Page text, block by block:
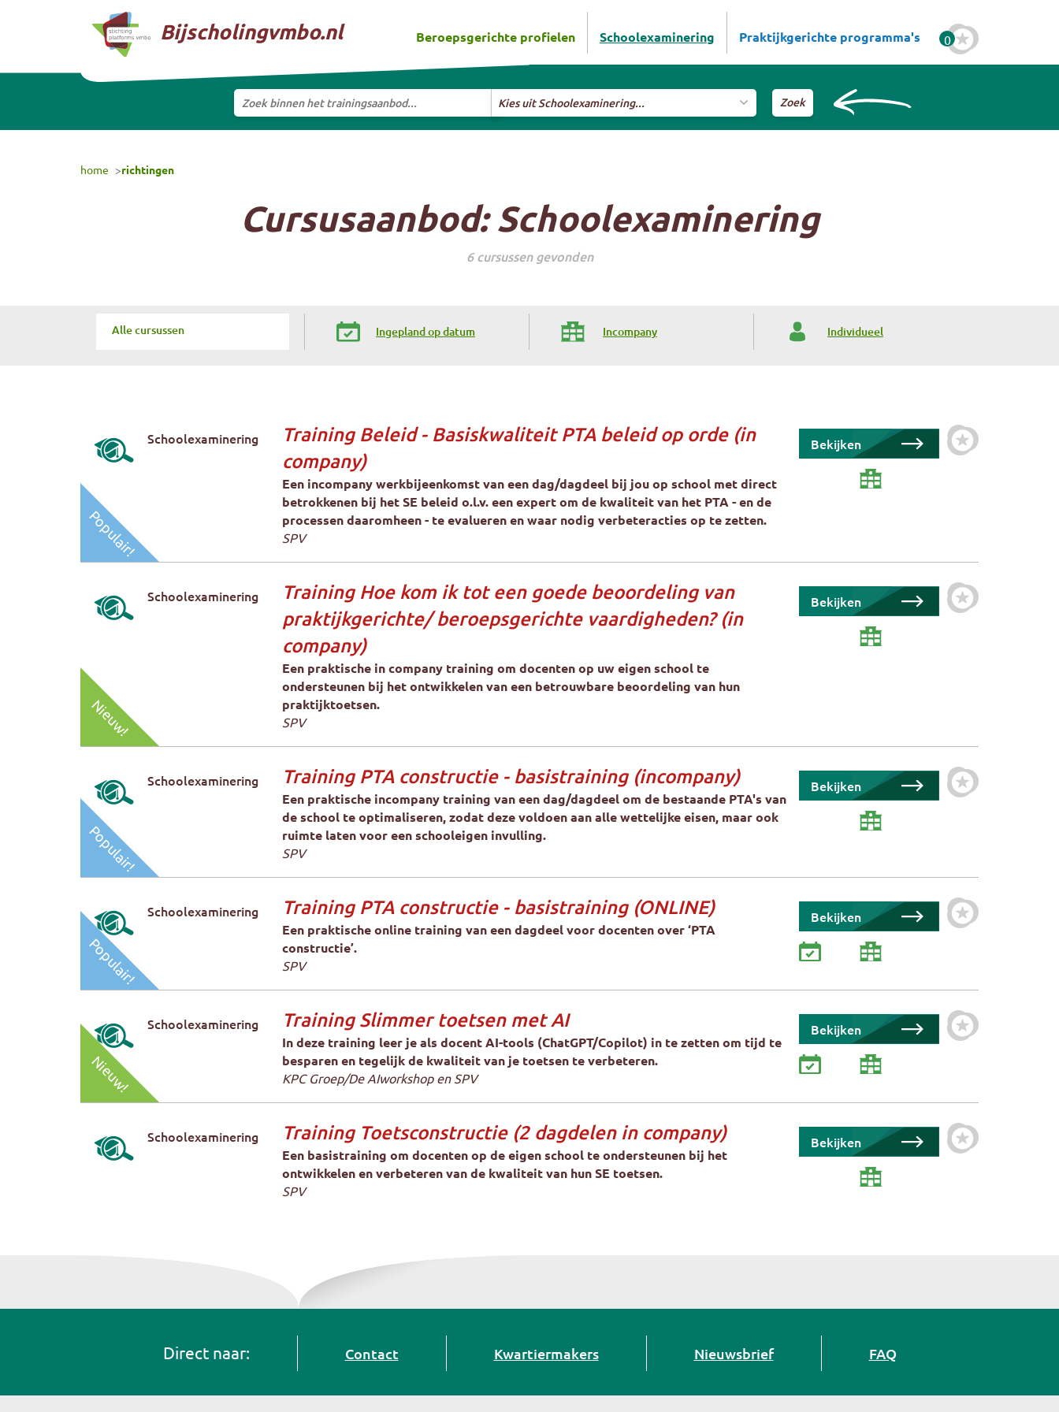
Bijscholingvmbo.nl Beroepsgerichte profielen Schoolexaminering Praktijkgerichte programma's 0
Zoek binnen het trainingsaanbod...
Selecteer training Selecteer richting
Kies uit Schoolexaminering...
home richtingen
Cursusaanbod:Schoolexaminering
6 cursussen gevonden
Alle cursussen Ingepland op datum Incompany Individueel
Populair!
Schoolexaminering
Training Beleid - Basiskwaliteit PTA beleid op orde (in
company)
Een incompany werkbijeenkomst van een dag/dagdeel bij jou op school met direct
betrokkenen bij het SE beleid o.l.v. een expert om de kwaliteit van het PTA - en de
processen daaromheen - te evalueren en waar nodig verbeteracties op te zetten.
SPV
Bekijken Zet cursus als
Nieuw!
Schoolexaminering
Training Hoe kom ik tot een goede beoordeling van
praktijkgerichte/ beroepsgerichte vaardigheden? (in
company)
Een praktische in company training om docenten op uw eigen school te
ondersteunen bij het ontwikkelen van een betrouwbare beoordeling van hun
praktijktoetsen.
SPV
Bekijken Zet cursus als
Populair!
Schoolexaminering Training PTA constructie - basistraining (incompany)
Een praktische incompany training van een dag/dagdeel om de bestaande PTA's van
de school te optimaliseren, zodat deze voldoen aan alle wettelijke eisen, maar ook
ruimte laten voor een schooleigen invulling.
SPV
Bekijken Zet cursus als
Populair!
Schoolexaminering Training PTA constructie - basistraining (ONLINE)
Een praktische online training van een dagdeel voor docenten over ‘PTA
constructie’.
SPV
Bekijken Zet cursus als
Nieuw!
Schoolexaminering Training Slimmer toetsen met AI
In deze training leer je als docent AI-tools (ChatGPT/Copilot) in te zetten om tijd te
besparen en tegelijk de kwaliteit van je toetsen te verbeteren.
KPC Groep/De AIworkshop en SPV
Bekijken Zet cursus als
Schoolexaminering Training Toetsconstructie (2 dagdelen in company)
Een basistraining om docenten op de eigen school te ondersteunen bij het
ontwikkelen en verbeteren van de kwaliteit van hun SE toetsen.
SPV
Bekijken Zet cursus als
Direct naar: Contact Kwartiermakers Nieuwsbrief FAQ